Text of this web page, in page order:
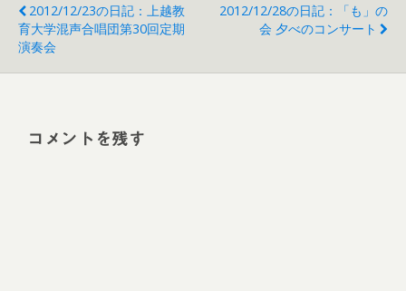
2012/12/23の日記：上越教
育大学混声合唱団第30回定期
演奏会
2012/12/28の日記：「も」の
会 夕べのコンサート
コメントを残す